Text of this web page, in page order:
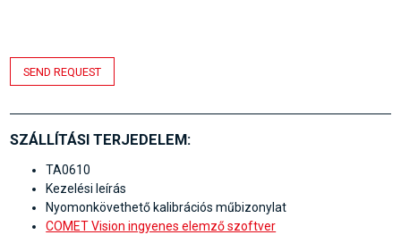
SEND REQUEST
SZÁLLÍTÁSI TERJEDELEM:
TA0610
Kezelési leírás
Nyomonkövethető kalibrációs műbizonylat
COMET Vision ingyenes elemző szoftver